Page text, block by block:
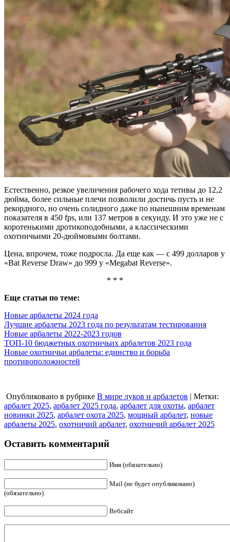
Естественно, резкое увеличения рабочего хода тетивы до 12,2
дюйма, более сильные плечи позволили достичь пусть и не
рекордного, но очень солидного даже по нынешним временам
показателя в 450 fps, или 137 метров в секунду. И это уже не с
коротенькими дротикоподобными, а классическими
охотничьими 20-дюймовыми болтами.
Цена, впрочем, тоже подросла. Да еще как — с 499 долларов у
«Bat Reverse Draw» до 999 у «Megabat Reverse».
* * *
Еще статьи по теме:
Новые арбалеты 2024 года
Лучшие арбалеты 2023 года по результатам тестирования
Новые арбалеты 2022-2023 годов
ТОП-10 бюджетных охотничьих арбалетов 2023 года
Новые охотничьи арбалеты: единство и борьба
противоположностей
Опубликовано в рубрике В мире луков и арбалетов | Метки:
арбалет 2025, арбалет 2025 года, арбалет для охоты, арбалет
новинки 2025, арбалет охота 2025, мощный арбалет, новые
арбалеты 2025, охотничий арбалет, охотничий арбалет 2025
Оставить комментарий
Имя (обязательно)
Mail (не будет опубликовано)
(обязательно)
Вебсайт